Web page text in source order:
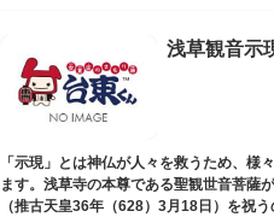
浅草観音示
「示現」とは神仏が人々を救うため、様
ます。浅草寺の本尊である聖観世音菩薩
（推古天皇36年（628）3月18日）を祝